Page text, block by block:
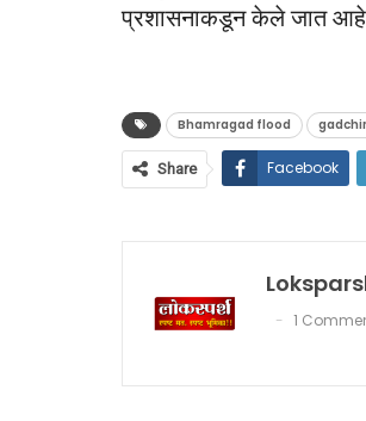
प्रशासनाकडून केले जात
Bhamragad flood
Share Facebook
1